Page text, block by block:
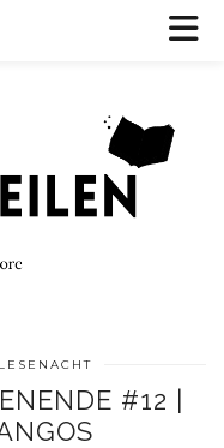
#12 |